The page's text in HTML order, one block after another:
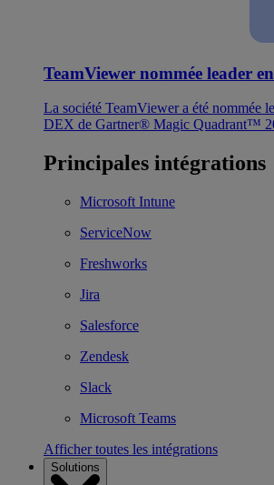
TeamViewer nommée leader
La société TeamViewer a été nommée
DEX de Gartner® Magic Quadrant™
Principales intégrations
Microsoft Intune
ServiceNow
Freshworks
Jira
Salesforce
Zendesk
Slack
Microsoft Teams
Afficher toutes les intégrations
Solutions